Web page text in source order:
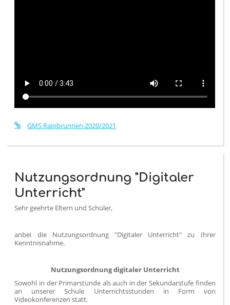
GMS Rainbrunnen 2020/2021
Nutzungsordnung "Digitaler
Unterricht"
Sehr geehrte Eltern und Schüler,
anbei die Nutzungsordnung "Digitaler Unterricht" zu Ihrer
Kenntnisnahme.
Nutzungsordnung digitaler Unterricht
Sowohl in der Primarstunde als auch in der Sekundarstufe finden
an unserer Schule Unterrichtsstunden in Form von
Videokonferenzen statt.